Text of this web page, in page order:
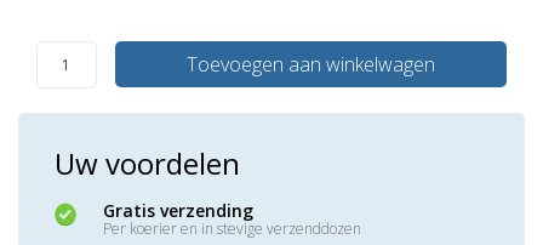
Toevoegen aan winkelwagen
Uw voordelen
Gratis verzending
Per koerier en in stevige verzenddozen